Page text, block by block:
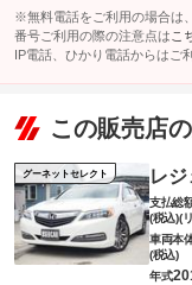
※無料電話をご利用の場合は
番号ご利用の際の注意点は こ
IP電話、ひかり電話からはご
この販売店
グーネットセレクト レジ
支払総
(税込)(
車両本
(税込)
年式